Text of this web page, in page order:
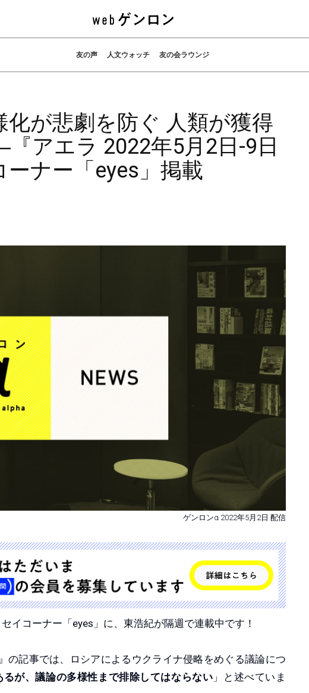
友の声 人文ウォッチ 友の会ラウンジ
が悲劇を防ぐ 人類が獲得
アエラ 2022年5月2日-9日
ナー「eyes」掲載
ゲンロンα 2022年5月2日 配信
イコーナー「eyes」に、東浩紀が隔週で連載中です！
の記事では、ロシアによるウクライナ侵略をめぐる議論につ
が、議論の多様性まで排除してはならない 」と述べていま